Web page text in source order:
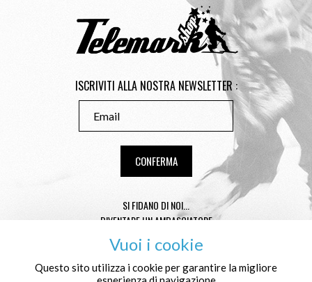
ISCRIVITI ALLA NOSTRA NEWSLETTER :
SI FIDANO DI NOI...
DIVENTARE UN AMBASCIATORE
CONSEILS TAILLE TÉLÉMARK
CONDITIONS GÉNÉRALES DE VENTE
MENTIONS LÉGALES
Vuoi i cookie
Questo sito utilizza i cookie per garantire la migliore